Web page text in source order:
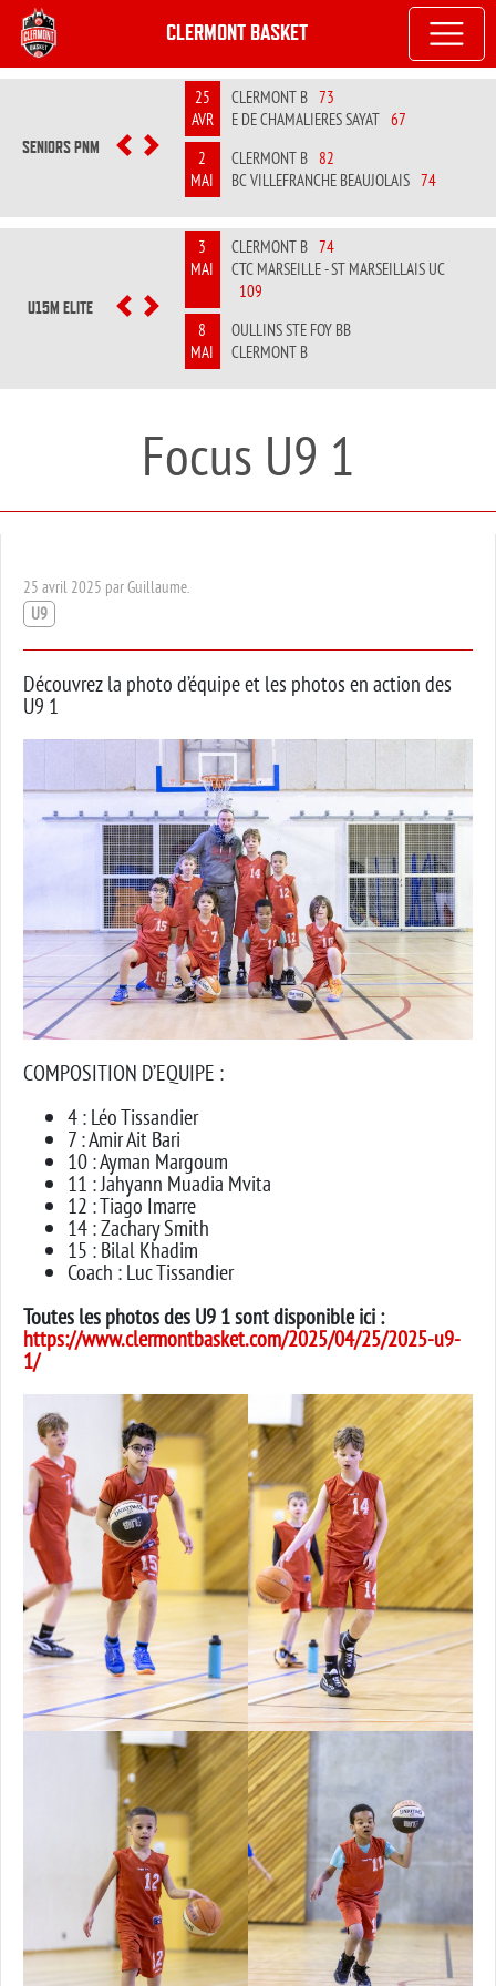
CLERMONT BASKET
SENIORS PNM PREVIOUS
NEXT
25
AVR
CLERMONT B 73
E DE CHAMALIERES SAYAT 67
2
MAI
CLERMONT B 82
BC VILLEFRANCHE BEAUJOLAIS 74
U15M ELITE PREVIOUS
NEXT
3
MAI
CLERMONT B 74
CTC MARSEILLE - ST MARSEILLAIS UC
109
8
MAI
OULLINS STE FOY BB
CLERMONT B
Focus U9 1
25 avril 2025 par Guillaume.
U9
Découvrez la photo d’équipe et les photos en action des
U9 1
COMPOSITION D’EQUIPE :
4 : Léo Tissandier
7 : Amir Ait Bari
10 : Ayman Margoum
11 : Jahyann Muadia Mvita
12 : Tiago Imarre
14 : Zachary Smith
15 : Bilal Khadim
Coach : Luc Tissandier
Toutes les photos des U9 1 sont disponible ici :
https://www.clermontbasket.com/2025/04/25/2025-u9-
1/